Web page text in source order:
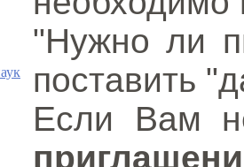
"Нужно ли
поставить
Если Вам